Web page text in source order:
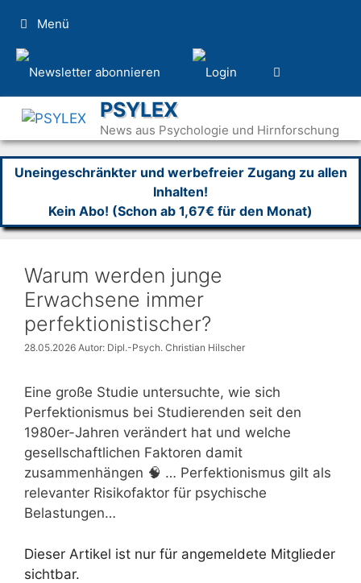
Inhalt
springen
Menü
PSYLEX
News aus Psychologie und Hirnforschung
Uneingeschränkter und werbefreier Zugang zu allen
Inhalten!
Kein Abo! (Schon ab 1,67€ für den Monat)
Warum werden junge
Erwachsene immer
perfektionistischer?
28.05.2026 Autor: Dipl.-Psych. Christian Hilscher
Eine große Studie untersuchte, wie sich
Perfektionismus bei Studierenden seit den
1980er-Jahren verändert hat und welche
gesellschaftlichen Faktoren damit
zusammenhängen 🧠 … Perfektionismus gilt als
relevanter Risikofaktor für psychische
Belastungen…
Dieser Artikel ist nur für angemeldete Mitglieder
sichtbar.